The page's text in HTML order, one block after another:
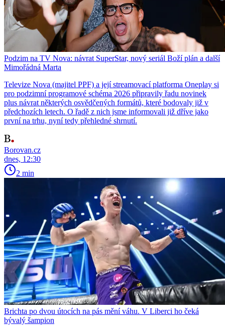
Podzim na TV Nova: návrat SuperStar, nový seriál Boží plán a další
Mimořádná Marta
Televize Nova (majitel PPF) a její streamovací platforma Oneplay si
pro podzimní programové schéma 2026 připravily řadu novinek
plus návrat některých osvědčených formátů, které bodovaly již v
předchozích letech. O řadě z nich jsme informovali již dříve jako
první na trhu, nyní tedy přehledné shrnutí.
Borovan.cz
dnes, 12:30
2 min
Brichta po dvou útocích na pás mění váhu. V Liberci ho čeká
bývalý šampion